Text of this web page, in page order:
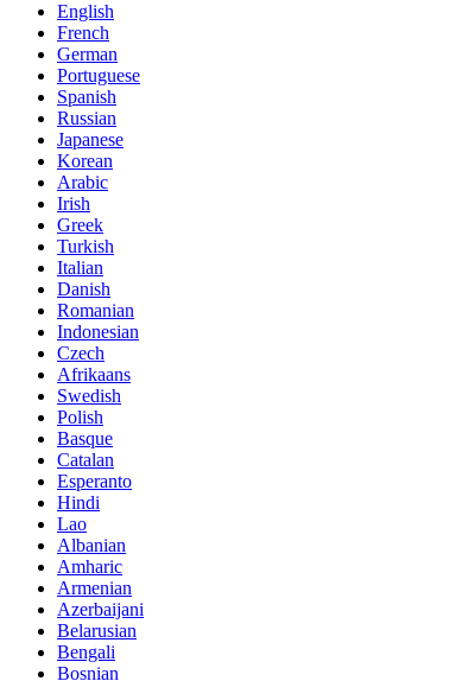
English
French
German
Portuguese
Spanish
Russian
Japanese
Korean
Arabic
Irish
Greek
Turkish
Italian
Danish
Romanian
Indonesian
Czech
Afrikaans
Swedish
Polish
Basque
Catalan
Esperanto
Hindi
Lao
Albanian
Amharic
Armenian
Azerbaijani
Belarusian
Bengali
Bosnian